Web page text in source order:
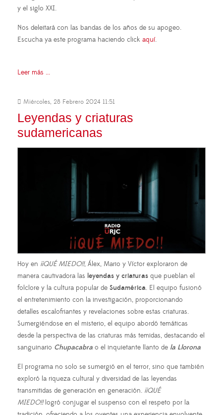
y el siglo XXI.
Nos deleitará con las bandas de los años de su apogeo.
Escucha ya este programa haciendo click aquí.
Leer más ...
Miércoles, 28 Febrero 2024 11:51
Leyendas y criaturas
sudamericanas
Hoy en ¡¡QUÉ MIEDO!!, Álex, Mario y Víctor exploraron de
manera cautivadora las leyendas y criaturas que pueblan el
folclore y la cultura popular de Sudamérica. El equipo fusionó
el entretenimiento con la investigación, proporcionando
detalles escalofriantes y revelaciones sobre estas criaturas.
Sumergiéndose en el misterio, el equipo abordó temáticas
desde la perspectiva de las criaturas más temidas, destacando el
sanguinario Chupacabra o el inquietante llanto de la Llorona
El programa no solo se sumergió en el terror, sino que también
exploró la riqueza cultural y diversidad de las leyendas
transmitidas de generación en generación. ¡¡QUÉ
MIEDO!!logró conjugar el suspenso con el respeto por la